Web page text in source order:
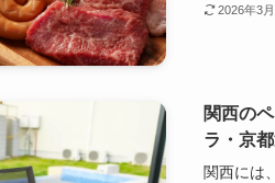
2026年3
関西の
ラ・京
関西には